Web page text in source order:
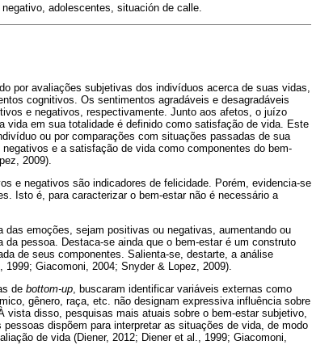
adolescentes, situación de calle.
por avaliações subjetivas dos indivíduos acerca de suas vidas,
cognitivos. Os sentimentos agradáveis e desagradáveis
e negativos, respectivamente. Junto aos afetos, o juízo
em sua totalidade é definido como satisfação de vida. Este
ou por comparações com situações passadas de sua
e a satisfação de vida como componentes do bem-
2009).
e negativos são indicadores de felicidade. Porém, evidencia-se
Isto é, para caracterizar o bem-estar não é necessário a
emoções, sejam positivas ou negativas, aumentando ou
pessoa. Destaca-se ainda que o bem-estar é um construto
de seus componentes. Salienta-se, destarte, a análise
Giacomoni, 2004; Snyder & Lopez, 2009).
de bottom-up, buscaram identificar variáveis externas como
gênero, raça, etc. não designam expressiva influência sobre
vista disso, pesquisas mais atuais sobre o bem-estar subjetivo,
dispõem para interpretar as situações de vida, de modo
de vida (Diener, 2012; Diener et al., 1999; Giacomoni,